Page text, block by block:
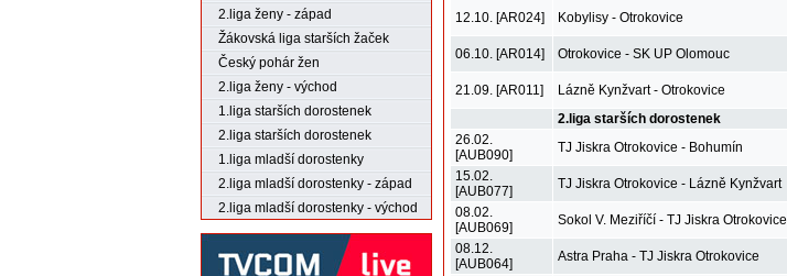
2.liga ženy - západ
Žákovská liga starších žaček
Český pohár žen
2.liga ženy - východ
1.liga starších dorostenek
2.liga starších dorostenek
1.liga mladší dorostenky
2.liga mladší dorostenky - západ
2.liga mladší dorostenky - východ
12.10. [AR024]
Kobylisy - Otrokovice
06.10. [AR014]
Otrokovice - SK UP Olomouc
21.09. [AR011]
Lázně Kynžvart - Otrokovice
2.liga starších dorostenek
26.02.
[AUB090]
TJ Jiskra Otrokovice - Bohumín
15.02.
[AUB077]
TJ Jiskra Otrokovice - Lázně Kynžvart
08.02.
[AUB069]
Sokol V. Meziříčí - TJ Jiskra Otrokovice
08.12.
[AUB064]
Astra Praha - TJ Jiskra Otrokovice